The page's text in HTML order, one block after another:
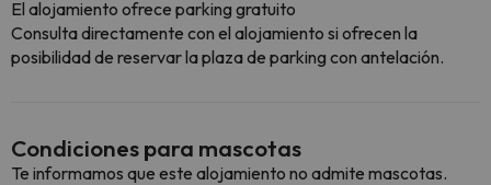
El alojamiento ofrece parking gratuito
Consulta directamente con el alojamiento si ofrecen la
posibilidad de reservar la plaza de parking con antelación.
Condiciones para mascotas
Te informamos que este alojamiento no admite mascotas.